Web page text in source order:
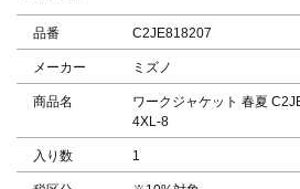
品番 C2JE818207
メーカー ミズノ
商品名
ワークジャケット 春夏
4XL-8
入り数 1